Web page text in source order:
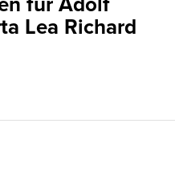
Lea Richard